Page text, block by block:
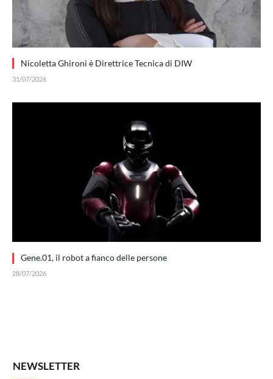
Nicoletta Ghironi è Direttrice Tecnica di DIW
31/07/2026
Gene.01, il robot a fianco delle persone
28/07/2026
NEWSLETTER